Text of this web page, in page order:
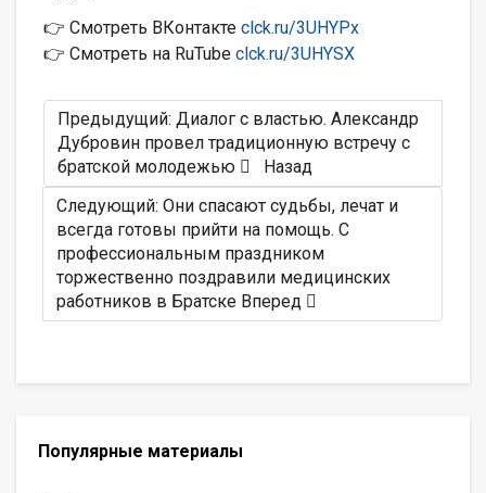
👉 Смотреть ВКонтакте clck.ru/3UHYPx
👉 Смотреть на RuTube clck.ru/3UHYSX
Предыдущий: Диалог с властью. Александр
Дубровин провел традиционную встречу с
братской молодежью
Назад
Следующий: Они спасают судьбы, лечат и
всегда готовы прийти на помощь. С
профессиональным праздником
торжественно поздравили медицинских
работников в Братске Вперед
Популярные материалы